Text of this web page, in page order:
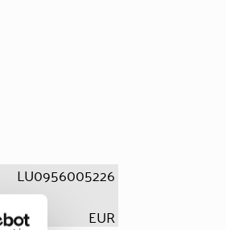
LU0956005226
EUR